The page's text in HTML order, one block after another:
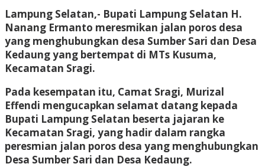
Lampung Selatan,- Bupati Lampung Selatan H.
Nanang Ermanto meresmikan jalan poros desa
yang menghubungkan desa Sumber Sari dan Desa
Kedaung yang bertempat di MTs Kusuma,
Kecamatan Sragi.
Pada kesempatan itu, Camat Sragi, Murizal
Effendi mengucapkan selamat datang kepada
Bupati Lampung Selatan beserta jajaran ke
Kecamatan Sragi, yang hadir dalam rangka
peresmian jalan poros desa yang menghubungkan
Desa Sumber Sari dan Desa Kedaung.